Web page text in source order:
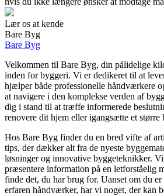
Lær os at kende
Bare Byg
Bare Byg
Velkommen til Bare Byg, din pålidelige
inden for byggeri. Vi er dedikeret til at
hjælper både professionelle håndværkere
at navigere i den komplekse verden af
dig i stand til at træffe informerede
renovere dit hjem eller igangsætte et større
Hos Bare Byg finder du en bred vifte af
tips, der dækker alt fra de nyeste
løsninger og innovative byggeteknikker.
præsentere information på en letforståelig
finde det, du har brug for. Uanset om du
erfaren håndværker, har vi noget, der kan